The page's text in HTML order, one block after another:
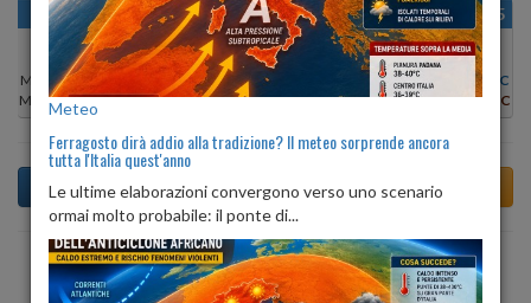
OGGI
Min:
27°C
Max:29°C
LUN 10
Min:
Max:30°C
MAR 11
Min:29°C
Max:31°C
MER 12
Min:
28°C
Max:30°C
GIO 13
Max:29°C
VEN 14
Min:27°C
Max:29°C
SAB 15
27°C
Max:28°C
Previsioni del Tempo a Albano Vercellese tra 5 giorni
Meteo
Ferragosto dirà addio alla tradizione? Il meteo sorprende ancora
tutta l'Italia quest'anno
Le ultime elaborazioni convergono verso uno scenario
ormai molto probabile: il ponte di...